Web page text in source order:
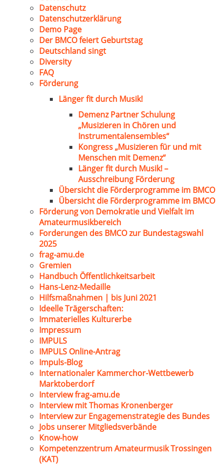
Datenschutz
Datenschutzerklärung
Demo Page
Der BMCO feiert Geburtstag
Deutschland singt
Diversity
FAQ
Förderung
Länger fit durch Musik!
Demenz Partner Schulung
„Musizieren in Chören und
Instrumentalensembles“
Kongress „Musizieren für und mit
Menschen mit Demenz“
Länger fit durch Musik! –
Ausschreibung Förderung
Übersicht die Förderprogramme im BMCO
Übersicht die Förderprogramme im BMCO
Förderung von Demokratie und Vielfalt im
Amateurmusikbereich
Forderungen des BMCO zur Bundestagswahl
2025
frag-amu.de
Gremien
Handbuch Öffentlichkeitsarbeit
Hans-Lenz-Medaille
Hilfsmaßnahmen | bis Juni 2021
Ideelle Trägerschaften:
Immaterielles Kulturerbe
Impressum
IMPULS
IMPULS Online-Antrag
Impuls-Blog
Internationaler Kammerchor-Wettbewerb
Marktoberdorf
Interview frag-amu.de
Interview mit Thomas Kronenberger
Interview zur Engagemenstrategie des Bundes
Jobs unserer Mitgliedsverbände
Know-how
Kompetenzzentrum Amateurmusik Trossingen
(KAT)